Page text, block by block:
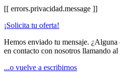
[[ errors.privacidad.message ]]
¡Solicita tu oferta!
Hemos enviado tu mensaje.
en contacto con nosotros llamando al
...o vuelve a escribirnos